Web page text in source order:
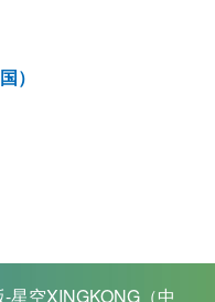
）
星空XINGKONG（中